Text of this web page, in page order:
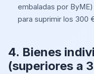
embaladas por
para suprimir los 300
4. Bienes
(superiores a